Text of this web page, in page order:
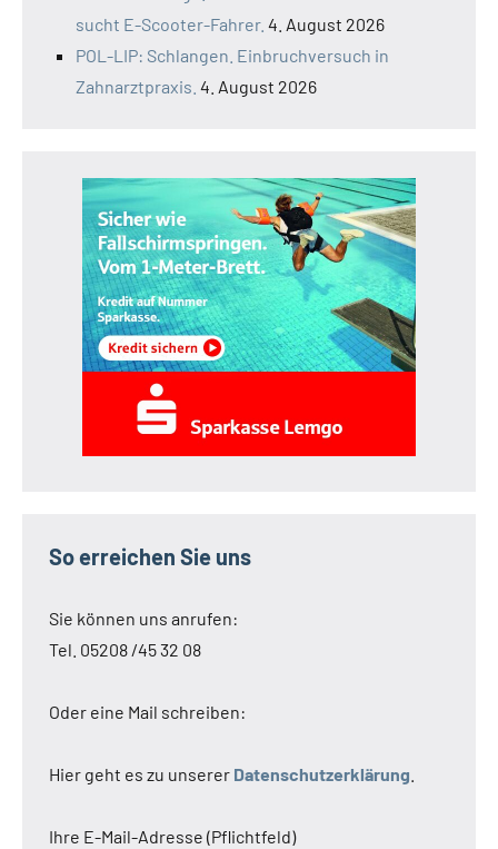
sucht E-Scooter-Fahrer. 4. August 2026
POL-LIP: Schlangen. Einbruchversuch in
Zahnarztpraxis. 4. August 2026
So erreichen Sie uns
Sie können uns anrufen:
Tel. 05208 /45 32 08
Oder eine Mail schreiben:
Hier geht es zu unserer Datenschutzerklärung
Ihre E-Mail-Adresse (Pflichtfeld)